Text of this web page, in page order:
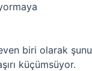
biri olarak şunu
küçümsüyor.